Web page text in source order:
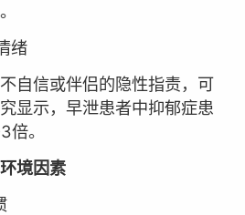
绪
信或伴侣的隐性指责，可
显示，早泄患者中抑郁症患
。
境因素